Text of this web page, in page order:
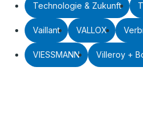
Technologie & Zukunft
Vaillant VALLOX
VIESSMANN Villeroy +